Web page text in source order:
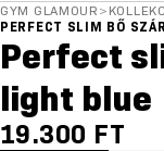
GYM GLAMOUR >
PERFECT SLIM BŐ
Perfect
light blue
19.300 FT